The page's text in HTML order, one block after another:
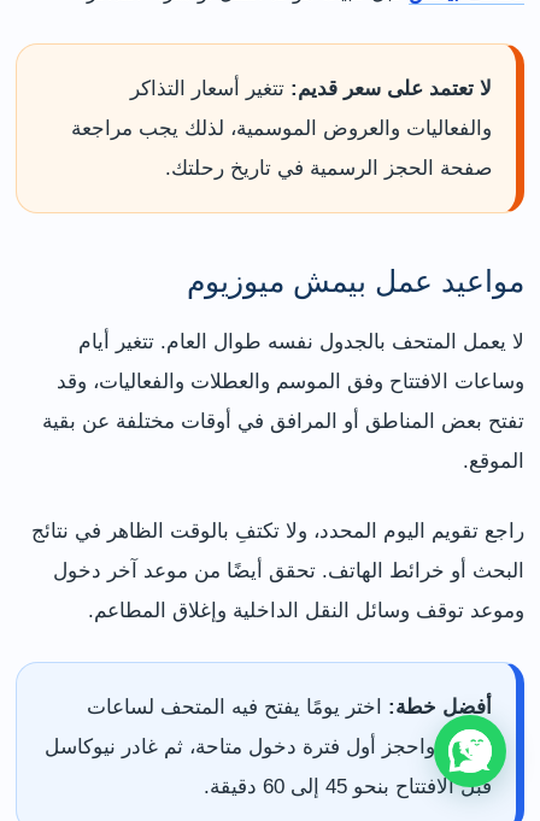
لا تعتمد على سعر قديم: تتغير أسعار التذاكر
والفعاليات والعروض الموسمية، لذلك يجب مراجعة
صفحة الحجز الرسمية في تاريخ رحلتك.
مواعيد عمل بيمش ميوزيوم
لا يعمل المتحف بالجدول نفسه طوال العام. تتغير أيام
وساعات الافتتاح وفق الموسم والعطلات والفعاليات، وقد
تفتح بعض المناطق أو المرافق في أوقات مختلفة عن بقية
الموقع.
راجع تقويم اليوم المحدد، ولا تكتفِ بالوقت الظاهر في نتائج
البحث أو خرائط الهاتف. تحقق أيضًا من موعد آخر دخول
وموعد توقف وسائل النقل الداخلية وإغلاق المطاعم.
أفضل خطة: اختر يومًا يفتح فيه المتحف لساعات
كاملة، واحجز أول فترة دخول متاحة، ثم غادر نيوكاسل
قبل الافتتاح بنحو 45 إلى 60 دقيقة.